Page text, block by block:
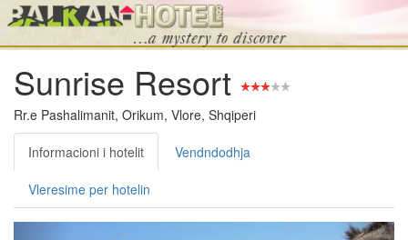
Sunrise Resort
Rr.e Pashalimanit, Orikum, Vlore, Shqiperi
Informacioni i hotelit Vendndodhja
Vleresime per hotelin